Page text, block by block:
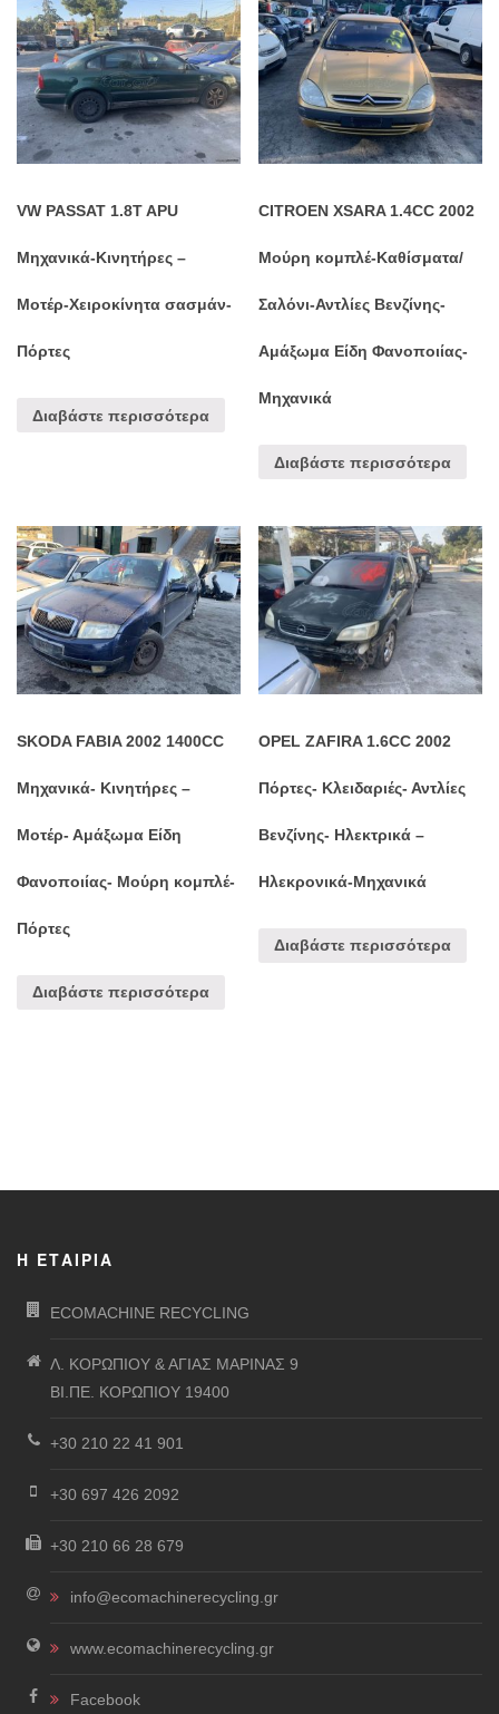
VW PASSAT 1.8T APU
Μηχανικά-Κινητήρες –
Μοτέρ-Χειροκίνητα σασμάν-
Πόρτες
Διαβάστε περισσότερα
CITROEN XSARA 1.4CC 2002
Μούρη κομπλέ-Καθίσματα/
Σαλόνι-Αντλίες Βενζίνης-
Αμάξωμα Είδη Φανοποιίας-
Μηχανικά
Διαβάστε περισσότερα
SKODA FABIA 2002 1400CC
Μηχανικά- Κινητήρες –
Μοτέρ- Αμάξωμα Είδη
Φανοποιίας- Μούρη κομπλέ-
Πόρτες
Διαβάστε περισσότερα
OPEL ZAFIRA 1.6CC 2002
Πόρτες- Κλειδαριές- Αντλίες
Βενζίνης- Ηλεκτρικά –
Ηλεκρονικά-Μηχανικά
Διαβάστε περισσότερα
Η ΕΤΑΙΡΊΑ
ECOMACHINE RECYCLING
Λ. ΚΟΡΩΠΙΟΥ & ΑΓΙΑΣ ΜΑΡΙΝΑΣ 9
ΒΙ.ΠΕ. ΚΟΡΩΠΙΟΥ 19400
+30 210 22 41 901
+30 697 426 2092
+30 210 66 28 679
info@ecomachinerecycling.gr
www.ecomachinerecycling.gr
Facebook